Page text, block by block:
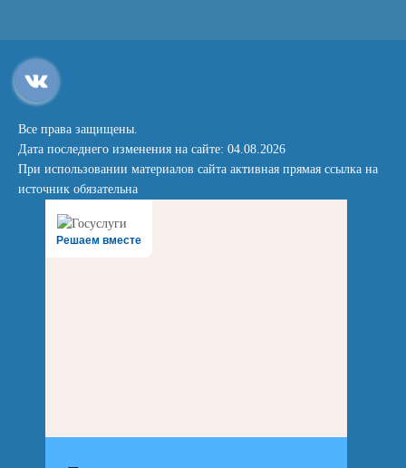
Все права защищены.
Дата последнего изменения на сайте: 04.08.2026
При использовании материалов сайта активная прямая ссылка на
источник обязательна
Решаем вместе